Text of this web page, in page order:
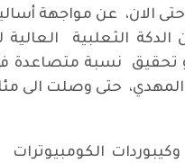
حتى الان، عن
الثعلبية
لتطويق (النزاهة) خلال 15
المهدي، حتى وصلت الى
وكيبوردات